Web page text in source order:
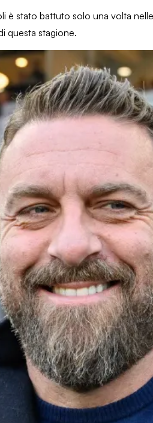
è stato battuto solo una volta
questa stagione.